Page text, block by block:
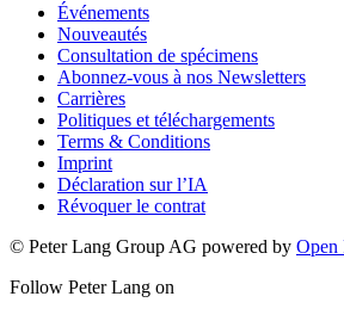
Événements
Nouveautés
Consultation de spécimens
Abonnez-vous à nos Newsletters
Carrières
Politiques et téléchargements
Terms & Conditions
Imprint
Déclaration sur l’IA
Révoquer le contrat
© Peter Lang Group AG powered by Open
Follow Peter Lang on